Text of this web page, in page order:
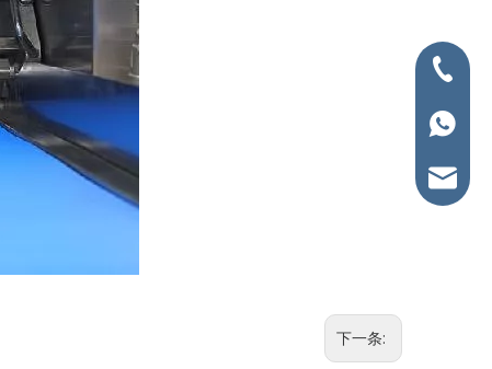
下一条:
+86-
+86-